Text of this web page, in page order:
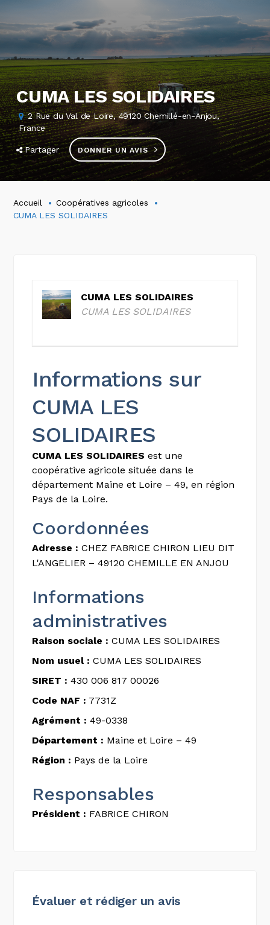
CUMA LES SOLIDAIRES
2 Rue du Val de Loire, 49120 Chemillé-en-Anjou,
France
Partager DONNER UN AVIS
Accueil
Coopératives agricoles
CUMA LES SOLIDAIRES
CUMA LES SOLIDAIRES
CUMA LES SOLIDAIRES
Informations sur
CUMA LES
SOLIDAIRES
CUMA LES SOLIDAIRES est une
coopérative agricole située dans le
département Maine et Loire – 49, en région
Pays de la Loire.
Coordonnées
Adresse : CHEZ FABRICE CHIRON LIEU DIT
L'ANGELIER – 49120 CHEMILLE EN ANJOU
Informations
administratives
Raison sociale : CUMA LES SOLIDAIRES
Nom usuel : CUMA LES SOLIDAIRES
SIRET : 430 006 817 00026
Code NAF : 7731Z
Agrément : 49-0338
Département : Maine et Loire – 49
Région : Pays de la Loire
Responsables
Président : FABRICE CHIRON
Évaluer et rédiger un avis